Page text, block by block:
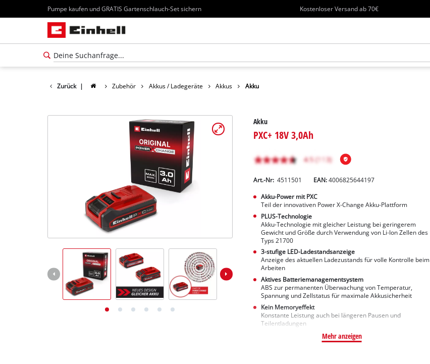
Pumpe kaufen und GRATIS Gartenschlauch-Set sichern Kostenloser Versand ab 70€
Zurück | Zubehör Akkus / Ladegeräte Akkus Akku
Akku
PXC+ 18V 3,0Ah
Art.-Nr: 4511501 EAN:4006825644197
Akku-Power mit PXC
Teil der innovativen Power X-Change Akku-Plattform
PLUS-Technologie
Akku-Technologie mit gleicher Leistung bei geringerem
Gewicht und Größe durch Verwendung von Li-Ion Zellen des
Typs 21700
3-stufige LED-Ladestandsanzeige
Anzeige des aktuellen Ladezustands für volle Kontrolle beim
Arbeiten
Aktives Batteriemanagementsystem
ABS zur permanenten Überwachung von Temperatur,
Spannung und Zellstatus für maximale Akkusicherheit
Kein Memoryeffekt
Konstante Leistung auch bei längeren Pausen und
Teilentladungen
Mehr anzeigen